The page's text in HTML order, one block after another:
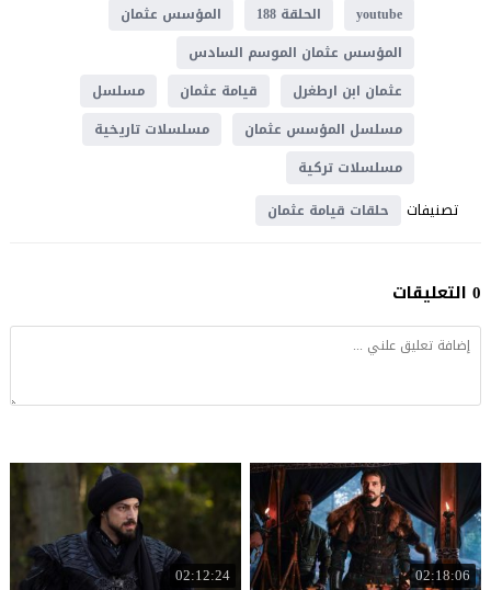
youtube
الحلقة 188
المؤسس عثمان
المؤسس عثمان الموسم السادس
عثمان ابن ارطغرل
قيامة عثمان
مسلسل
مسلسل المؤسس عثمان
مسلسلات تاريخية
مسلسلات تركية
تصنيفات حلقات قيامة عثمان
0 التعليقات
02:18:06
02:12:24